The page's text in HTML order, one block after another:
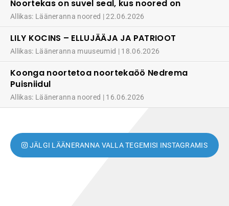
Noortekas on suvel seal, kus noored on
Allikas: Lääneranna noored 22.06.2026
LILY KOCINS – ELLUJÄÄJA JA PATRIOOT
Allikas: Lääneranna muuseumid 18.06.2026
Koonga noortetoa noortekaöö Nedrema
Puisniidul
Allikas: Lääneranna noored 16.06.2026
JÄLGI LÄÄNERANNA VALLA TEGEMISI INSTAGRAMIS